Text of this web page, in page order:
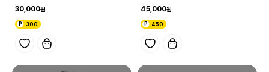
30,000
300
45,000
450